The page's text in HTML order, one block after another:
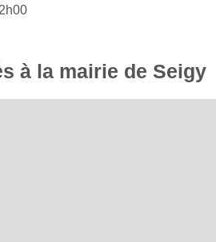
à la mairie de Seigy